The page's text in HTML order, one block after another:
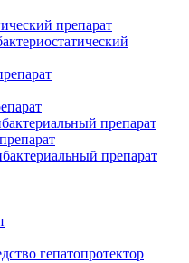
препарат
препарат
препарат
гепатопротектор